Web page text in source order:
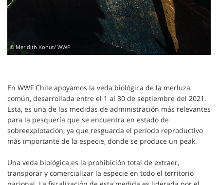
© Meridith Kohut/ WWF
En WWF Chile apoyamos la veda biológica de la merluza
común, desarrollada entre el 1 al 30 de septiembre del 2021.
Esta, es una de las medidas de administración más relevantes
para la pesquería que se encuentra en estado de
sobreexplotación, ya que resguarda el período reproductivo
más importante de la especie, donde se produce un peak.
Una veda biológica es la prohibición total de extraer,
transporar y comercializar la especie en todo el territorio